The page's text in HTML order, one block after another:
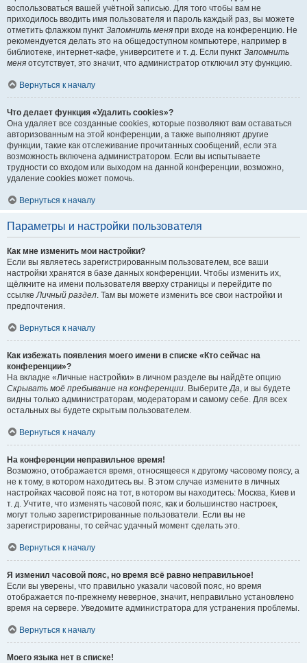
воспользоваться вашей учётной записью. Для того чтобы вам не
приходилось вводить имя пользователя и пароль каждый раз, вы можете
отметить флажком пункт Запомнить меня при входе на конференцию. Не
рекомендуется делать это на общедоступном компьютере, например в
библиотеке, интернет-кафе, университете и т. д. Если пункт Запомнить
меня отсутствует, это значит, что администратор отключил эту функцию.
Вернуться к началу
Что делает функция «Удалить cookies»?
Она удаляет все созданные cookies, которые позволяют вам оставаться
авторизованным на этой конференции, а также выполняют другие
функции, такие как отслеживание прочитанных сообщений, если эта
возможность включена администратором. Если вы испытываете
трудности со входом или выходом на данной конференции, возможно,
удаление cookies может помочь.
Вернуться к началу
Параметры и настройки пользователя
Как мне изменить мои настройки?
Если вы являетесь зарегистрированным пользователем, все ваши
настройки хранятся в базе данных конференции. Чтобы изменить их,
щёлкните на имени пользователя вверху страницы и перейдите по
ссылкеЛичный раздел. Там вы можете изменить все свои настройки и
предпочтения.
Вернуться к началу
Как избежать появления моего имени в списке «Кто сейчас на
конференции»?
На вкладке «Личные настройки» в личном разделе вы найдёте опцию
Скрывать моё пребывание на конференции. ВыберитеДа, и вы будете
видны только администраторам, модераторам и самому себе. Для всех
остальных вы будете скрытым пользователем.
Вернуться к началу
На конференции неправильное время!
Возможно, отображается время, относящееся к другому часовому поясу, а
не к тому, в котором находитесь вы. В этом случае измените в личных
настройках часовой пояс на тот, в котором вы находитесь: Москва, Киев и
т. д. Учтите, что изменять часовой пояс, как и большинство настроек,
могут только зарегистрированные пользователи. Если вы не
зарегистрированы, то сейчас удачный момент сделать это.
Вернуться к началу
Я изменил часовой пояс, но время всё равно неправильное!
Если вы уверены, что правильно указали часовой пояс, но время
отображается по-прежнему неверное, значит, неправильно установлено
время на сервере. Уведомите администратора для устранения проблемы.
Вернуться к началу
Моего языка нет в списке!